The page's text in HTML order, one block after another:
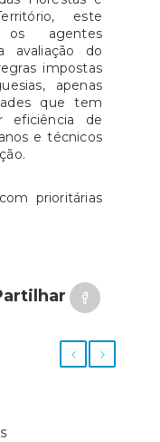
este
agentes
avaliação do
impostas
apenas
que tem
eficiência de
e técnicos
prioritárias